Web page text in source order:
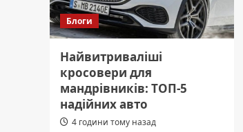
Блоги
Найвитриваліші
кросовери для
мандрівників: ТОП-5
надійних авто
4 години тому назад